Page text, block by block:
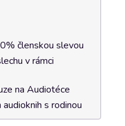
členskou slevou
v rámci
na Audiotéce
s rodinou